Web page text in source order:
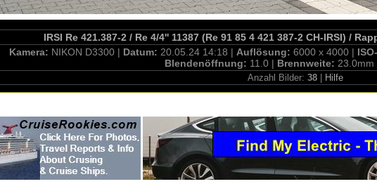
IRSI Re 421.387-2 / Re 4/4'' 11387 (Re 91 85 4 421 387-2 CH-IRSI) /
Kamera: NIKON D3300 | Datum: 20.05.24 14:18 | Auflösung: 6000 x 4000 |
Blendenöffnung: 11.0 | Brennweite: 23.0mm
Anzahl Bilder: 38 Hilfe